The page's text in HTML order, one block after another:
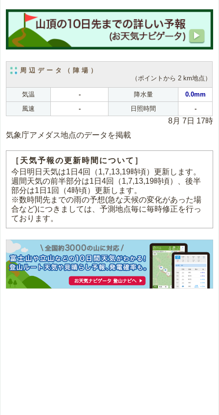
周辺データ（陣場）
（ポイントから 2 km地点）
気温 - 降水量
0.0mm
風速
- 日照時間 -
8月 7日 17時
気象庁アメダス地点のデータを掲載
［天気予報の更新時間について］
今日明日天気は1日4回（1,7,13,19時頃）更新します。
週間天気の前半部分は1日4回（1,7,13,19時頃）、後半
部分は1日1回（4時頃）更新します。
※数時間先までの雨の予想(急な天候の変化があった場
合など)につきましては、予測地点毎に毎時修正を行っ
ております。